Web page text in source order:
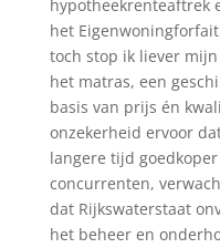
hypotheekrenteaftrek
het
toch stop ik liever
het matras, een
basis van prijs én
onzekerheid ervoor
langere tijd
concurrenten,
dat Rijkswaterstaat
het beheer en